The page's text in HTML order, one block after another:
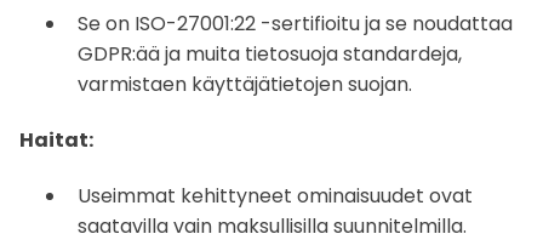
Se on ISO-27001:22 -sertifioitu ja se noudattaa
GDPR:ää ja muita tietosuoja standardeja,
varmistaen käyttäjätietojen suojan.
Haitat:
Useimmat kehittyneet ominaisuudet ovat
saatavilla vain maksullisilla suunnitelmilla.